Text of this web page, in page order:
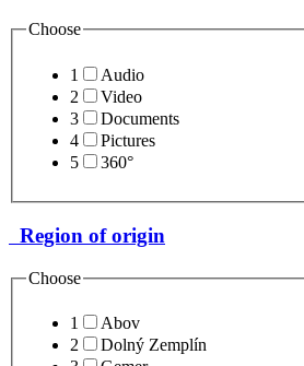
Choose
1
Audio
2
Video
3
Documents
4
Pictures
5
360°
Region of origin
Choose
1
Abov
2
Dolný Zemplín